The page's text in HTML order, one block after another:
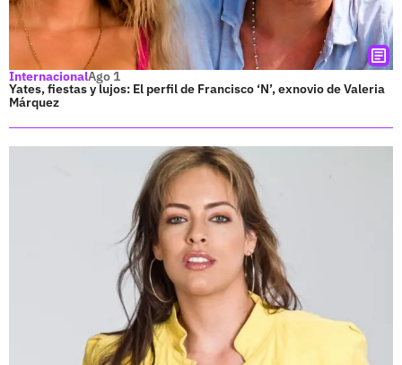
InternacionalAgo 1
Yates, fiestas y lujos: El perfil de Francisco ‘N’, exnovio de Valeria
Márquez